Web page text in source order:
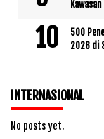
500
2026 di
INTERNASIONAL
No posts yet.